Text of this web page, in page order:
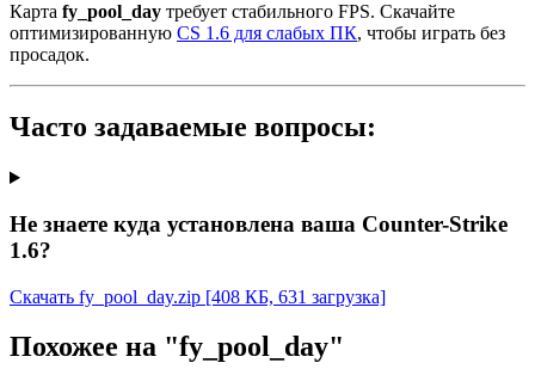
Карта fy_pool_day требует стабильного FPS. Скачайте
оптимизированную CS 1.6 для слабых ПК, чтобы играть без
просадок.
Часто задаваемые вопросы:
Не знаете куда установлена ваша Counter-Strike
1.6?
Скачать fy_pool_day.zip [408 КБ, 631 загрузка]
Похожее на "fy_pool_day"